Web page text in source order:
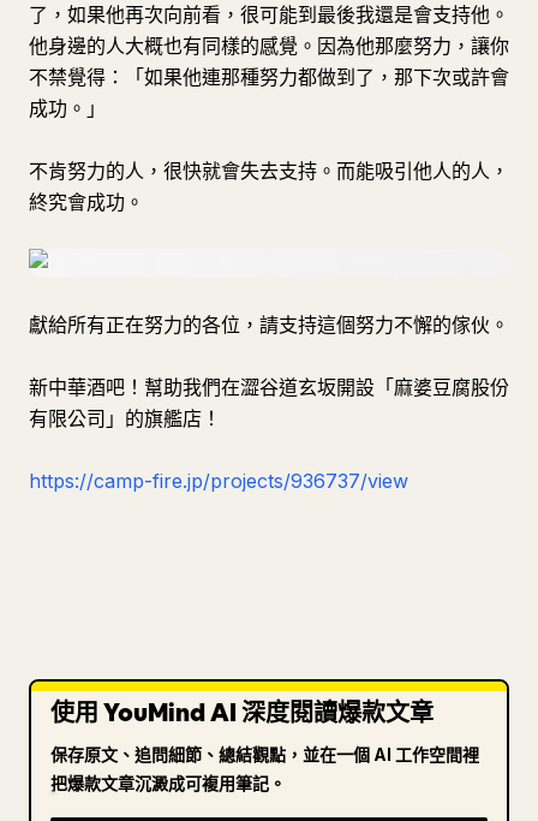
了，如果他再次向前看，很可能到最後我還是會支持他。
他身邊的人大概也有同樣的感覺。因為他那麼努力，讓你
不禁覺得：「如果他連那種努力都做到了，那下次或許會
成功。」
不肯努力的人，很快就會失去支持。而能吸引他人的人，
終究會成功。
獻給所有正在努力的各位，請支持這個努力不懈的傢伙。
新中華酒吧！幫助我們在澀谷道玄坂開設「麻婆豆腐股份
有限公司」的旗艦店！
https://camp-fire.jp/projects/936737/view
使用 YouMind AI 深度閱讀爆款文章
保存原文、追問細節、總結觀點，並在一個 AI 工作空間裡
把爆款文章沉澱成可複用筆記。